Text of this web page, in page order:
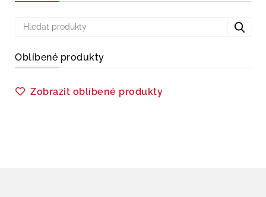
Oblíbené produkty
Zobrazit oblíbené produkty